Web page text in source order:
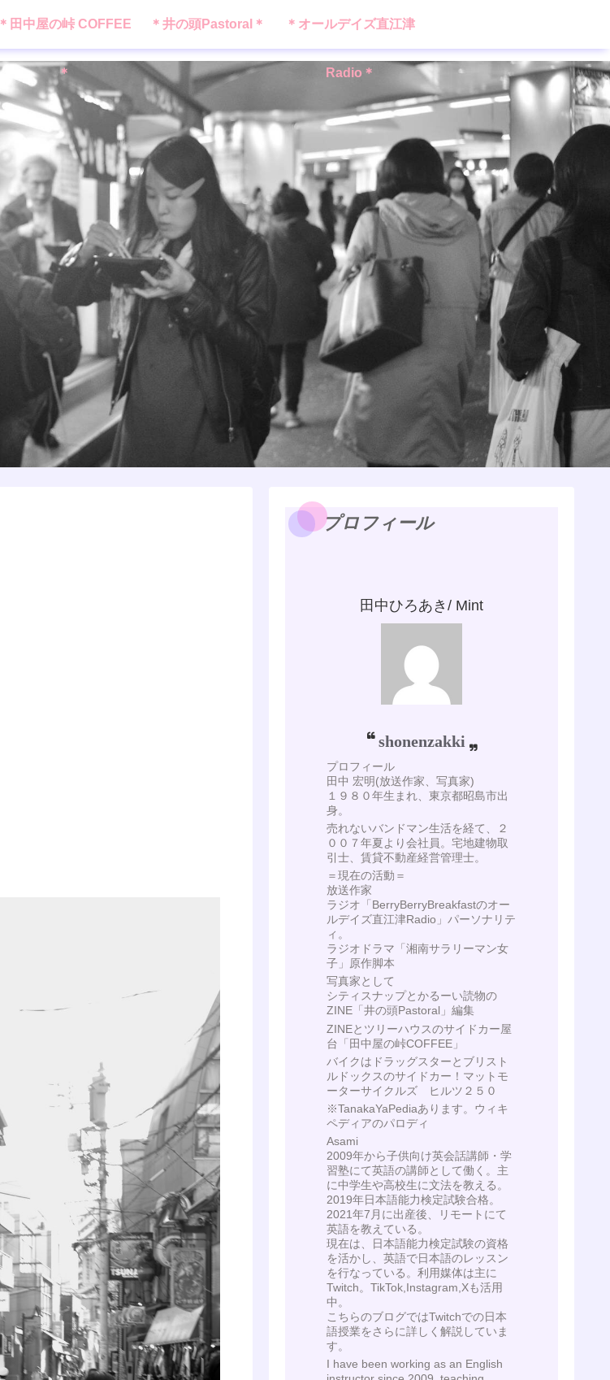
＊田中屋の峠 COFFEE
＊
＊井の頭Pastoral＊ ＊オールデイズ直江津
Radio＊
プロフィール
田中ひろあき/ Mint
shonenzakki
プロフィール
田中 宏明(放送作家、写真家)
１９８０年生まれ、東京都昭島市出
身。
売れないバンドマン生活を経て、２
００７年夏より会社員。宅地建物取
引士、賃貸不動産経営管理士。
＝現在の活動＝
放送作家
ラジオ「BerryBerryBreakfastのオー
ルデイズ直江津Radio」パーソナリテ
ィ。
ラジオドラマ「湘南サラリーマン女
子」原作脚本
写真家として
シティスナップとかるーい読物の
ZINE「井の頭Pastoral」編集
ZINEとツリーハウスのサイドカー屋
台「田中屋の峠COFFEE」
バイクはドラッグスターとブリスト
ルドックスのサイドカー！マットモ
ーターサイクルズ ヒルツ２５０
※TanakaYaPediaあります。ウィキ
ペディアのパロディ
Asami
2009年から子供向け英会話講師・学
習塾にて英語の講師として働く。主
に中学生や高校生に文法を教える。
2019年日本語能力検定試験合格。
2021年7月に出産後、リモートにて
英語を教えている。
現在は、日本語能力検定試験の資格
を活かし、英語で日本語のレッスン
を行なっている。利用媒体は主に
Twitch。TikTok,Instagram,Xも活用
中。
こちらのブログではTwitchでの日本
語授業をさらに詳しく解説していま
す。
I have been working as an English